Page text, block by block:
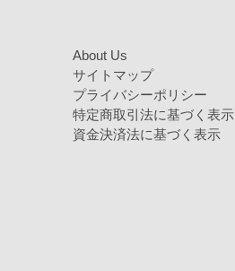
About Us
サイトマップ
プライバシーポリシー
特定商取引法に基づく表示
資金決済法に基づく表示